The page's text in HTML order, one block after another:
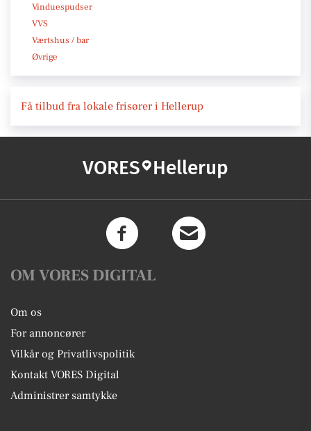
Vinduespudser
VVS
Værtshus / bar
Øvrige
Få tilbud fra lokale frisører i Hellerup
VORES Hellerup
OM VORES DIGITAL
Om os
For annoncører
Vilkår og Privatlivspolitik
Kontakt VORES Digital
Administrer samtykke